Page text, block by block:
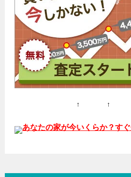
↑ ↑
あなたの家が今いくらか？す